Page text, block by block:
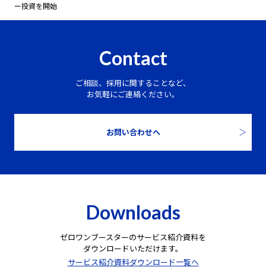
ー投資を開始
Contact
ご相談、採用に関することなど、
お気軽にご連絡ください。
お問い合わせへ
Downloads
ゼロワンブースターのサービス紹介資料を
ダウンロードいただけます。
サービス紹介資料ダウンロード一覧へ